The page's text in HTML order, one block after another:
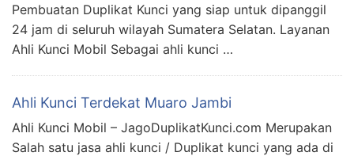
Pembuatan Duplikat Kunci yang siap untuk dipanggil
24 jam di seluruh wilayah Sumatera Selatan. Layanan
Ahli Kunci Mobil Sebagai ahli kunci …
Ahli Kunci Terdekat Muaro Jambi
Ahli Kunci Mobil – JagoDuplikatKunci.com Merupakan
Salah satu jasa ahli kunci / Duplikat kunci yang ada di